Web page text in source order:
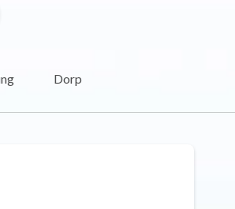
Dorp